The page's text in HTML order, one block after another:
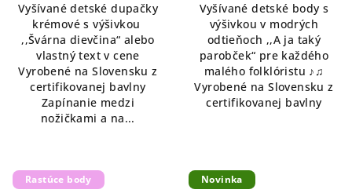
Vyšívané detské dupačky
krémové s výšivkou
,,Švárna dievčina“ alebo
vlastný text v cene
Vyrobené na Slovensku z
certifikovanej bavlny
Zapínanie medzi
nožičkami a na...
Vyšívané detské body s
výšivkou v modrých
odtieňoch ,,A ja taký
parobček“ pre každého
malého folklóristu ♪♫
Vyrobené na Slovensku z
certifikovanej bavlny
Rastúce body Novinka